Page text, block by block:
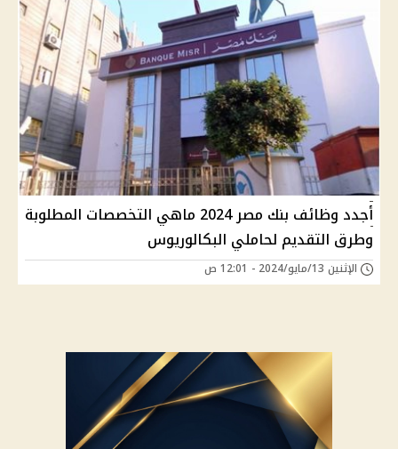
أجدد وظائف بنك مصر 2024 ماهي التخصصات المطلوبة
وطرق التقديم لحاملي البكالوريوس
الإثنين 13/مايو/2024 - 12:01 ص